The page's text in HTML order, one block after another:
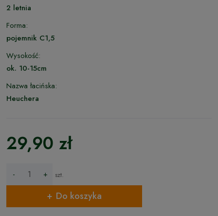
2 letnia
Forma:
pojemnik C1,5
Wysokość:
ok. 10-15cm
Nazwa łacińska:
Heuchera
29,90 zł
- + szt.
Do koszyka